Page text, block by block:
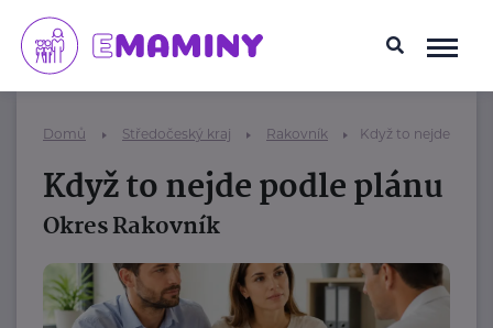
Domů Středočeský kraj Rakovník Když to nejde
Když to nejde podle plánu
Okres Rakovník